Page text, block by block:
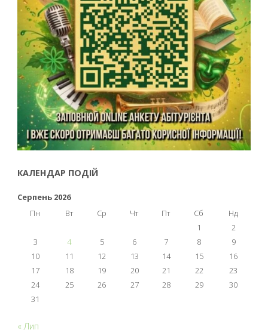
КАЛЕНДАР ПОДІЙ
Серпень 2026
Пн
Вт Ср Чт Пт Сб
Нд
1
2
3
4 5 6 7 8
9
10
11 12 13 14 15
16
17
18 19 20 21 22
23
24
25 26 27 28 29
30
31
« Лип